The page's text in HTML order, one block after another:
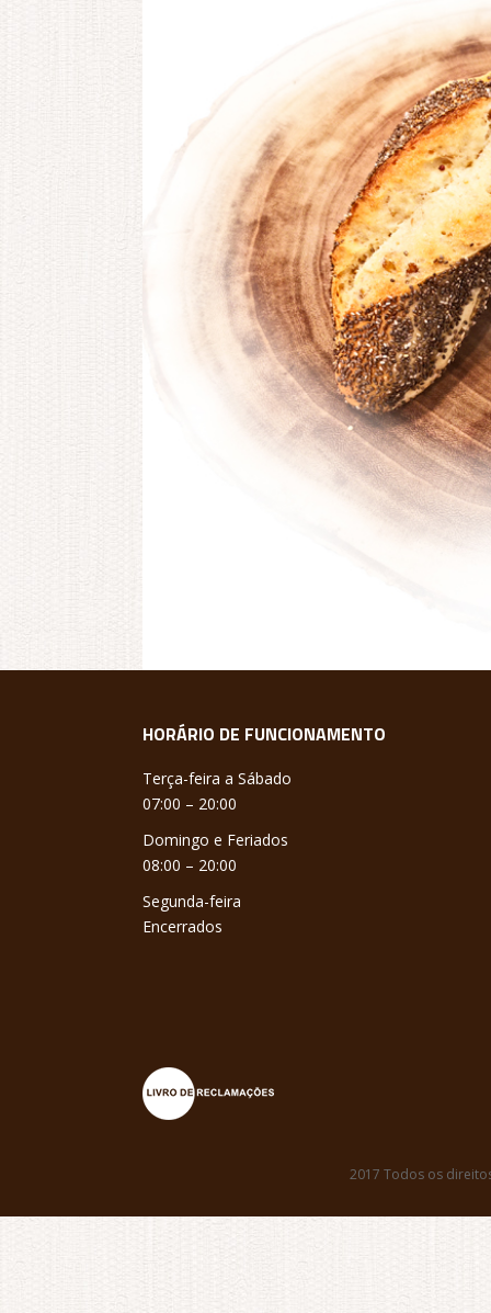
HORÁRIO DE FUNCIONAMENTO
Terça-feira a Sábado
07:00 – 20:00
Domingo e Feriados
08:00 – 20:00
Segunda-feira
Encerrados
2017 Todos os